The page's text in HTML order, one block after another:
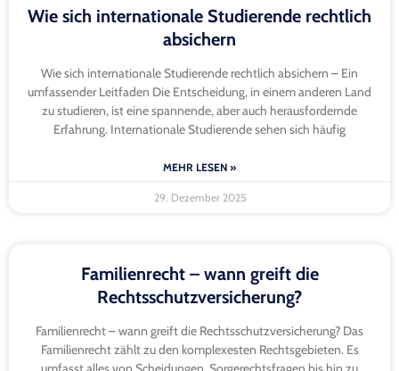
Wie sich internationale Studierende rechtlich
absichern
Wie sich internationale Studierende rechtlich absichern – Ein
umfassender Leitfaden Die Entscheidung, in einem anderen Land
zu studieren, ist eine spannende, aber auch herausfordernde
Erfahrung. Internationale Studierende sehen sich häufig
MEHR LESEN »
29. Dezember 2025
Familienrecht – wann greift die
Rechtsschutzversicherung?
Familienrecht – wann greift die Rechtsschutzversicherung? Das
Familienrecht zählt zu den komplexesten Rechtsgebieten. Es